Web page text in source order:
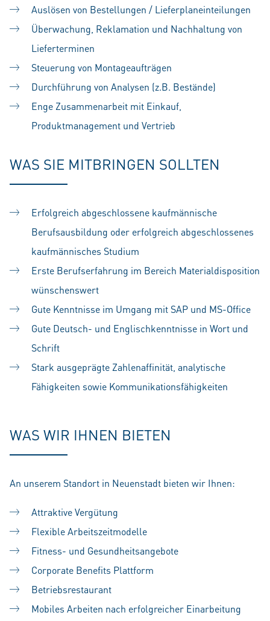
Auslösen von Bestellungen / Lieferplaneinteilungen
Überwachung, Reklamation und Nachhaltung von
Lieferterminen
Steuerung von Montageaufträgen
Durchführung von Analysen (z.B. Bestände)
Enge Zusammenarbeit mit Einkauf,
Produktmanagement und Vertrieb
WAS SIE MITBRINGEN SOLLTEN
Erfolgreich abgeschlossene kaufmännische
Berufsausbildung oder erfolgreich abgeschlossenes
kaufmännisches Studium
Erste Berufserfahrung im Bereich Materialdisposition
wünschenswert
Gute Kenntnisse im Umgang mit SAP und MS-Office
Gute Deutsch- und Englischkenntnisse in Wort und
Schrift
Stark ausgeprägte Zahlenaffinität, analytische
Fähigkeiten sowie Kommunikationsfähigkeiten
WAS WIR IHNEN BIETEN
An unserem Standort in Neuenstadt bieten wir Ihnen:
Attraktive Vergütung
Flexible Arbeitszeitmodelle
Fitness- und Gesundheitsangebote
Corporate Benefits Plattform
Betriebsrestaurant
Mobiles Arbeiten nach erfolgreicher Einarbeitung